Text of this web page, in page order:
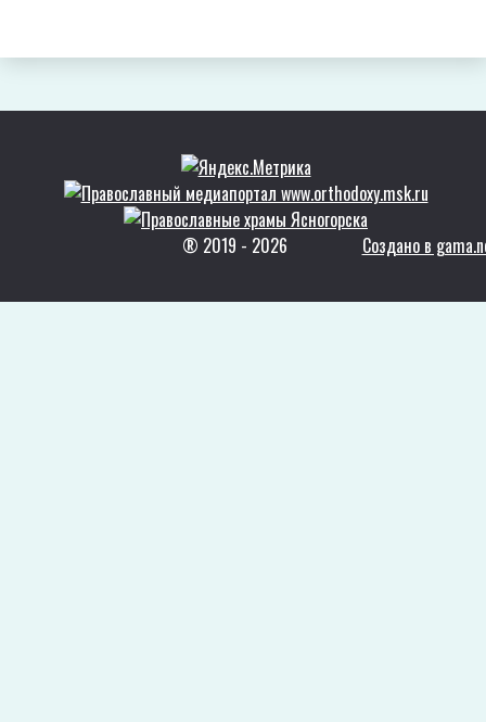
Создано в
® 2019 - 2026